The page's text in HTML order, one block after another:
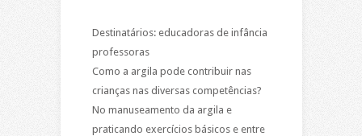
Destinatários: educadoras de infância
professoras
Como a argila pode contribuir nas
crianças nas diversas competências?
No manuseamento da argila e
praticando exercícios básicos e entre